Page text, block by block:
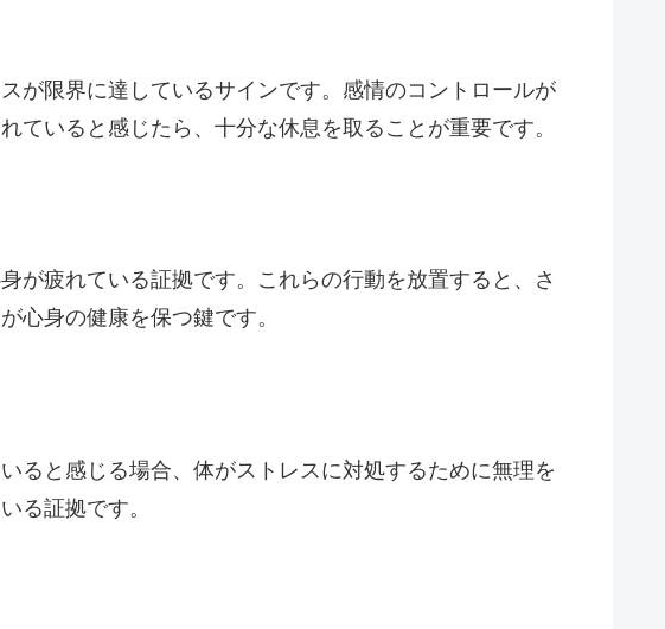
が限界に達しているサインです。感情のコントロールが
いると感じたら、十分な休息を取ることが重要です。
が疲れている証拠です。これらの行動を放置すると、さ
心身の健康を保つ鍵です。
ると感じる場合、体がストレスに対処するために無理を
る証拠です。